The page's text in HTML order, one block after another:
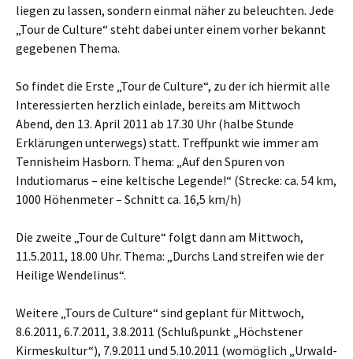
liegen zu lassen, sondern einmal näher zu beleuchten. Jede
„Tour de Culture“ steht dabei unter einem vorher bekannt
gegebenen Thema.
So findet die Erste „Tour de Culture“, zu der ich hiermit alle
Interessierten herzlich einlade, bereits am Mittwoch
Abend, den 13. April 2011 ab 17.30 Uhr (halbe Stunde
Erklärungen unterwegs) statt. Treffpunkt wie immer am
Tennisheim Hasborn. Thema: „Auf den Spuren von
Indutiomarus – eine keltische Legende!“ (Strecke: ca. 54 km,
1000 Höhenmeter – Schnitt ca. 16,5 km/h)
Die zweite „Tour de Culture“ folgt dann am Mittwoch,
11.5.2011, 18.00 Uhr. Thema: „Durchs Land streifen wie der
Heilige Wendelinus“.
Weitere „Tours de Culture“ sind geplant für Mittwoch,
8.6.2011, 6.7.2011, 3.8.2011 (Schlußpunkt „Höchstener
Kirmeskultur“), 7.9.2011 und 5.10.2011 (womöglich „Urwald-